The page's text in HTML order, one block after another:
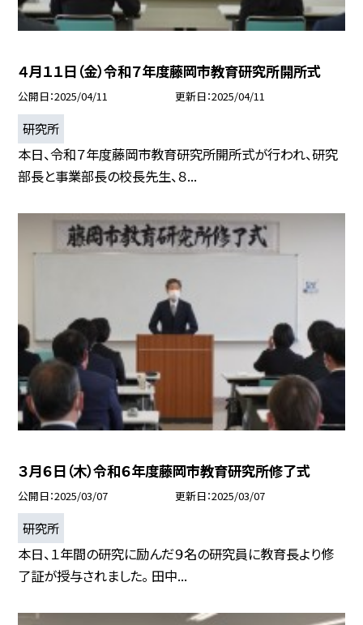
４月１１日（金）令和７年度藤岡市教育研究所開所式
公開日 2025/04/11 更新日 2025/04/11
研究所
本日、令和７年度藤岡市教育研究所開所式が行われ、研究
部長と事業部長の校長先生、８...
３月６日（木）令和６年度藤岡市教育研究所修了式
公開日 2025/03/07 更新日 2025/03/07
研究所
本日、１年間の研究に励んだ９名の研究員に教育長より修
了証が授与されました。 田中...